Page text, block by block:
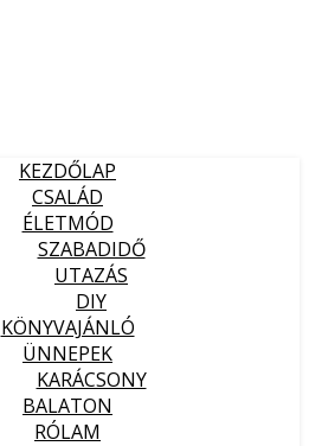
KEZDŐLAP
CSALÁD
ÉLETMÓD
SZABADIDŐ
UTAZÁS
DIY
KÖNYVAJÁNLÓ
ÜNNEPEK
KARÁCSONY
BALATON
RÓLAM